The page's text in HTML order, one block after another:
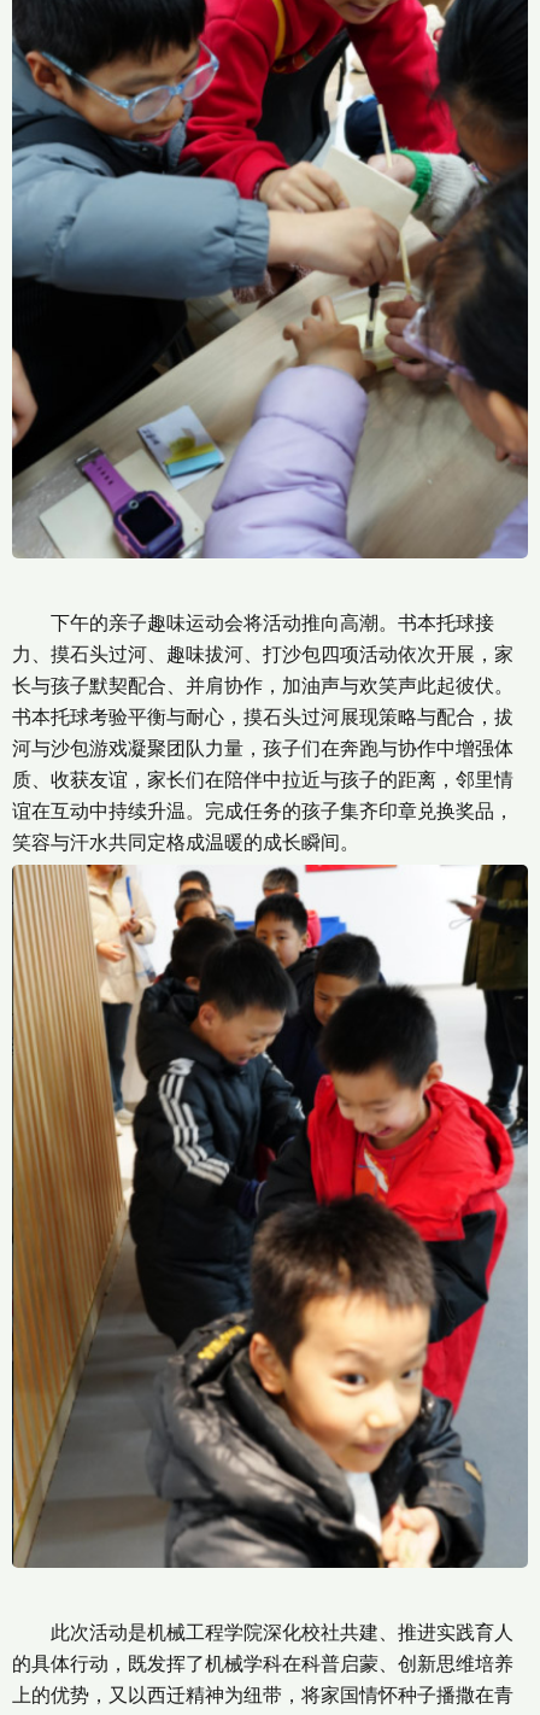
下午的亲子趣味运动会将活动推向高潮。书本托球接
力、摸石头过河、趣味拔河、打沙包四项活动依次开展，家
长与孩子默契配合、并肩协作，加油声与欢笑声此起彼伏。
书本托球考验平衡与耐心，摸石头过河展现策略与配合，拔
河与沙包游戏凝聚团队力量，孩子们在奔跑与协作中增强体
质、收获友谊，家长们在陪伴中拉近与孩子的距离，邻里情
谊在互动中持续升温。完成任务的孩子集齐印章兑换奖品，
笑容与汗水共同定格成温暖的成长瞬间。
此次活动是机械工程学院深化校社共建、推进实践育人
的具体行动，既发挥了机械学科在科普启蒙、创新思维培养
上的优势，又以西迁精神为纽带，将家国情怀种子播撒在青